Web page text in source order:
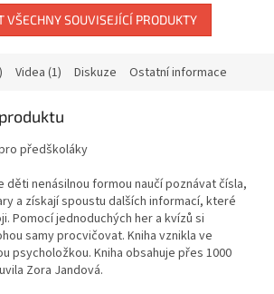
VŠECHNY SOUVISEJÍCÍ PRODUKTY
Videa (1) Diskuze Ostatní informace
předškoláky
děti nenásilnou formou naučí poznávat čísla,
a získají spoustu dalších informací, které
Pomocí jednoduchých her a kvízů si
samy procvičovat. Kniha vznikla ve
psycholožkou. Kniha obsahuje přes 1000
Zora Jandová.